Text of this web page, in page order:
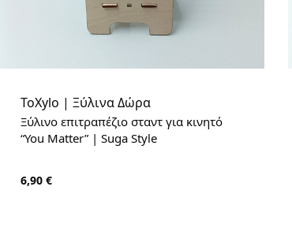
ToXylo | Ξύλινα Δώρα
Ξύλινο επιτραπέζιο σταντ για κινητό
“You Matter” | Suga Style
6,90 €